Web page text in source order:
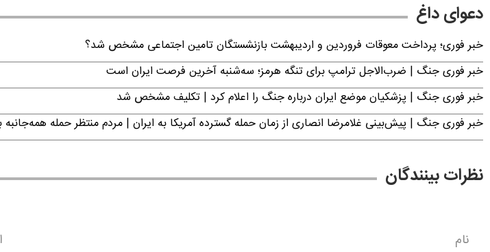
دعوای داغ
خبر فوری؛ پرداخت معوقات فروردین و اردیبهشت بازنشستگان تامین اجتماعی مشخص شد؟
خبر فوری جنگ | ضرب‌الاجل ترامپ برای تنگه هرمز؛ سه‌شنبه آخرین فرصت ایران است
خبر فوری جنگ | پزشکیان موضع ایران درباره جنگ را اعلام کرد | تکلیف مشخص شد
خبر فوری جنگ | پیش‌بینی غلامرضا انصاری از زمان حمله گسترده آمریکا به ایران | مردم منتظر حمله همه‌جانبه
نظرات بینندگان
نام